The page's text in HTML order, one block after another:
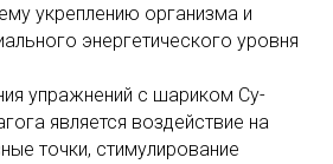
укреплению организма и
энергетического уровня
упражнений с шариком Cу-
является воздействие на
точки, стимулирование